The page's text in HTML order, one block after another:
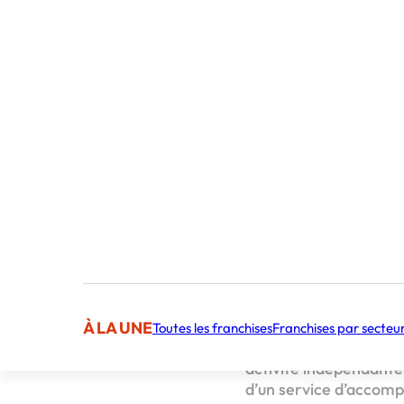
À LA UNEToutes les franchisesFranchises par
1. Définir votre
2. Les 6
3. Évaluer le
4. Récolter des
5. Connaître les
6. Avoir recours
8. Choisir les 4
activité
d’un service